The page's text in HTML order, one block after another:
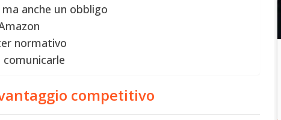
anche un obbligo
normativo
competitivo